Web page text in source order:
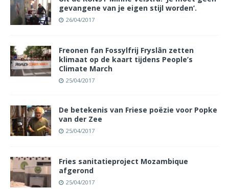
gevangene van je eigen stijl worden’.
26/04/2017
Freonen fan Fossylfrij Fryslân zetten
klimaat op de kaart tijdens People’s
Climate March
25/04/2017
De betekenis van Friese poëzie voor Popke
van der Zee
25/04/2017
Fries sanitatieproject Mozambique
afgerond
25/04/2017